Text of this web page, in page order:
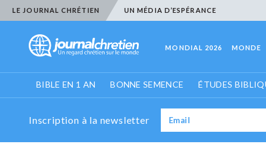
LE JOURNAL CHRÉTIEN UN MÉDIA D’ESPÉRANCE
MONDIAL 2026 MONDE
BIBLE EN 1 AN BONNE SEMENCE ÉTUDES
Inscription à la newsletter